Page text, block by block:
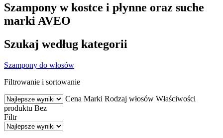
Szampony w kostce i płynne oraz suche
marki AVEO
Szukaj według kategorii
Szampony do włosów
Filtrowanie i sortowanie
Cena Marki Rodzaj włosów Właściwości
produktu Bez
Filtr